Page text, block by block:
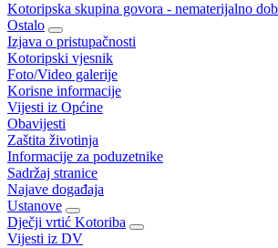
Kotoripska skupina govora - nematerijalno
Ostalo
Izjava o pristupačnosti
Kotoripski vjesnik
Foto/Video galerije
Korisne informacije
Vijesti iz Općine
Obavijesti
Zaštita životinja
Informacije za poduzetnike
Sadržaj stranice
Najave događaja
Ustanove
Dječji vrtić Kotoriba
Vijesti iz DV